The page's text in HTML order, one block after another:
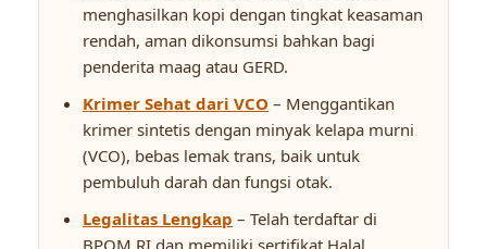
menghasilkan kopi dengan tingkat keasaman
rendah, aman dikonsumsi bahkan bagi
penderita maag atau GERD.
Krimer Sehat dari VCO – Menggantikan
krimer sintetis dengan minyak kelapa murni
(VCO), bebas lemak trans, baik untuk
pembuluh darah dan fungsi otak.
Legalitas Lengkap – Telah terdaftar di
BPOM RI dan memiliki sertifikat Halal